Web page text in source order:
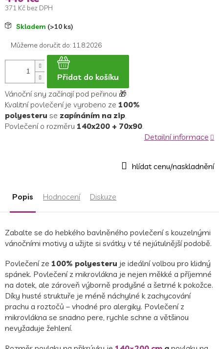
371 Kč bez DPH
MěrnáSkladem (>10 ks)
Můžeme doručit do: 11.8.2026
Přidat do košíku
Vánoční sny začínají pod peřinou 🎁
Kvalitní povlečení je vyrobeno ze 100%
polyesteru se zapínáním na zip
Povlečení o rozměru 140x200 + 70x90
Detailní informace
Popis Hodnocení Diskuze
Zabalte se do hebkého bavlněného povlečení s kouzelnými
vánočními motivy a užijte si svátky v té nejútulnější podobě.
Povlečení ze 100% polyesteru je ideální volbou pro klidný
spánek. Povlečení z mikrovlákna je nejen měkké a příjemné
na dotek, ale zároveň výborně prodyšné a šetrné k pokožce.
Díky husté struktuře je méně náchylné k zachycování
prachu a roztočů – vhodné pro alergiky. Povlečení z
mikrovlákna se snadno pere, rychle schne a většinou
nevyžaduje žehlení.